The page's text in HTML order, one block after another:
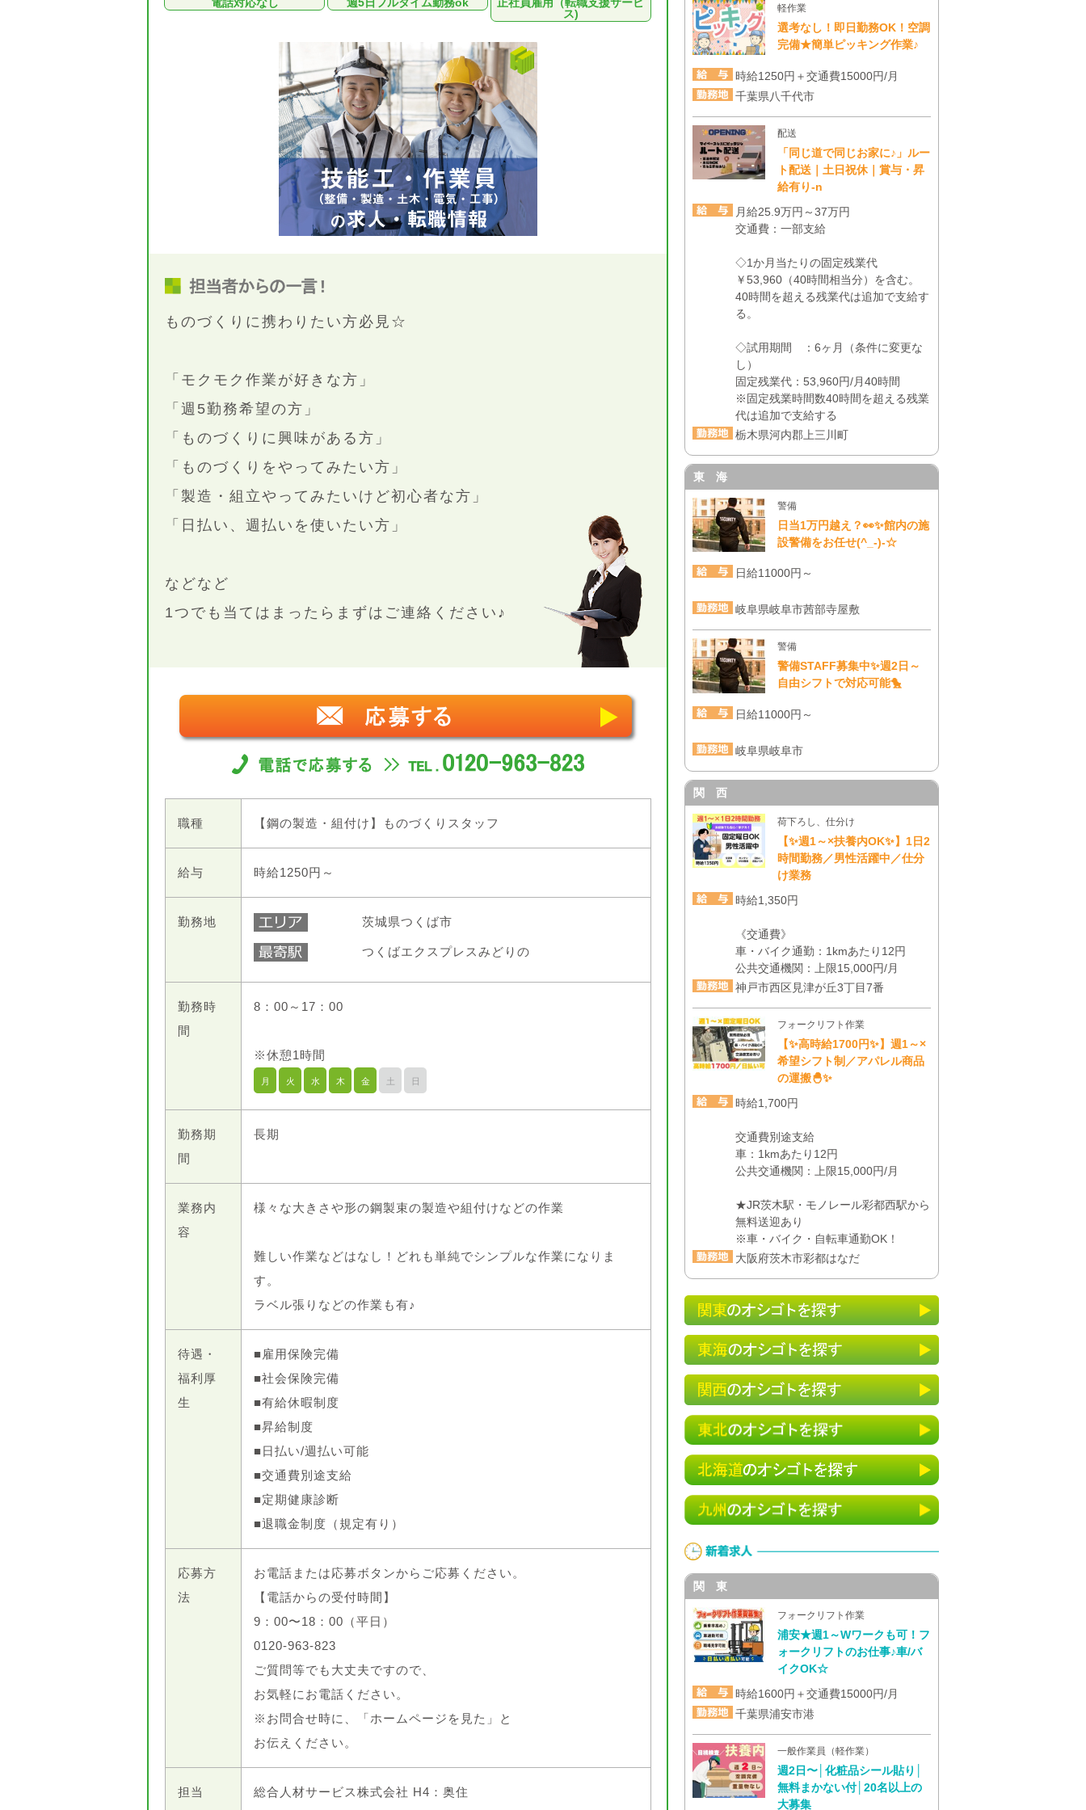
ス)
ものづくりに携わりたい方必見☆
「モクモク作業が好きな方」
「週5勤務希望の方」
「ものづくりに興味がある方」
「ものづくりをやってみたい方」
「製造・組立やってみたいけど初心者な方」
「日払い、週払いを使いたい方」
などなど
1つでも当てはまったらまずはご連絡ください♪
職種 【鋼の製造・組付け】ものづくりスタッフ
給与 時給1250円～
勤務地 茨城県つくば市
つくばエクスプレスみどりの
勤務時
間
8：00～17：00
※休憩1時間
月 火 水 木 金 土 日
勤務期
間
長期
業務内
容
様々な大きさや形の鋼製束の製造や組付けなどの作業
難しい作業などはなし！どれも単純でシンプルな作業になりま
す。
ラベル張りなどの作業も有♪
待遇・
福利厚
生
■雇用保険完備
■社会保険完備
■有給休暇制度
■昇給制度
■日払い/週払い可能
■交通費別途支給
■定期健康診断
■退職金制度（規定有り）
応募方
法
お電話または応募ボタンからご応募ください。
【電話からの受付時間】
9：00〜18：00（平日）
0120-963-823
ご質問等でも大丈夫ですので、
お気軽にお電話ください。
※お問合せ時に、「ホームページを見た」と
お伝えください。
担当 総合人材サービス株式会社 H4：奥住
軽作業
選考なし！即日勤務OK！空調
完備★簡単ピッキング作業♪
時給1250円＋交通費15000円/月
千葉県八千代市
配送
「同じ道で同じお家に♪」ルー
ト配送｜土日祝休｜賞与・昇
給有り-n
月給25.9万円～37万円
交通費：一部支給
◇1か月当たりの固定残業代
￥53,960（40時間相当分）を含む。
40時間を超える残業代は追加で支給す
る。
◇試用期間 ：6ヶ月（条件に変更な
し）
固定残業代：53,960円/月40時間
※固定残業時間数40時間を超える残業
代は追加で支給する
栃木県河内郡上三川町
東 海
警備
日当1万円越え？👀✨館内の施
設警備をお任せ(^_-)-☆
日給11000円～
岐阜県岐阜市茜部寺屋敷
警備
警備STAFF募集中✨週2日～
自由シフトで対応可能🐤
日給11000円～
岐阜県岐阜市
関 西
荷下ろし、仕分け
【✨週1～×扶養内OK✨】1日2
時間勤務／男性活躍中／仕分
け業務
時給1,350円
《交通費》
車・バイク通勤：1kmあたり12円
公共交通機関：上限15,000円/月
神戸市西区見津が丘3丁目7番
フォークリフト作業
【✨高時給1700円✨】週1～×
希望シフト制／アパレル商品
の運搬🐣✨
時給1,700円
交通費別途支給
車：1kmあたり12円
公共交通機関：上限15,000円/月
★JR茨木駅・モノレール彩都西駅から
無料送迎あり
※車・バイク・自転車通勤OK！
大阪府茨木市彩都はなだ
関 東
フォークリフト作業
浦安★週1～Wワークも可！フ
ォークリフトのお仕事♪車/バ
イクOK☆
時給1600円＋交通費15000円/月
千葉県浦安市港
一般作業員（軽作業）
週2日〜│化粧品シール貼り│
無料まかない付│20名以上の
大募集